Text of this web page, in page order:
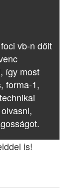
vb-n dőlt
így most
forma-1,
is!